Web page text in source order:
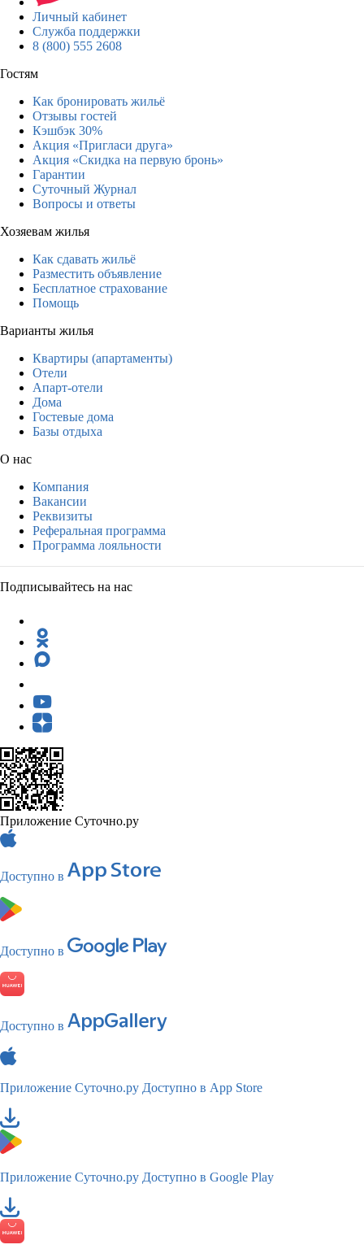
Личный кабинет
Служба поддержки
8 (800) 555 2608
Гостям
Как бронировать жильё
Отзывы гостей
Кэшбэк 30%
Акция «Пригласи друга»
Акция «Скидка на первую бронь»
Гарантии
Суточный Журнал
Вопросы и ответы
Хозяевам жилья
Как сдавать жильё
Разместить объявление
Бесплатное страхование
Помощь
Варианты жилья
Квартиры (апартаменты)
Отели
Апарт-отели
Дома
Гостевые дома
Базы отдыха
О нас
Компания
Вакансии
Реквизиты
Реферальная программа
Программа лояльности
Подписывайтесь на нас
Приложение Суточно.ру
Доступно в
Доступно в
Доступно в
Приложение Суточно.ру Доступно в App Store
Приложение Суточно.ру Доступно в Google Play